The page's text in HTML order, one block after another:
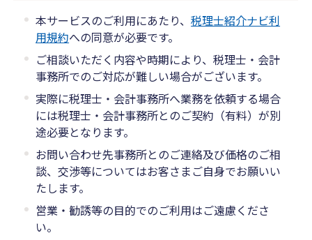
本サービスのご利用にあたり、税理士紹介ナビ利
用規約への同意が必要です。
ご相談いただく内容や時期により、税理士・会計
事務所でのご対応が難しい場合がございます。
実際に税理士・会計事務所へ業務を依頼する場合
には税理士・会計事務所とのご契約（有料）が別
途必要となります。
お問い合わせ先事務所とのご連絡及び価格のご相
談、交渉等についてはお客さまご自身でお願いい
たします。
営業・勧誘等の目的でのご利用はご遠慮くださ
い。